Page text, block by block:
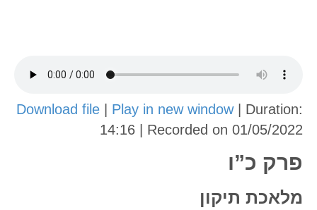
Download file Play in new window| Duration:
14:16
Recorded on 01/05/2022
פרק כ”ו
מלאכת תיקון